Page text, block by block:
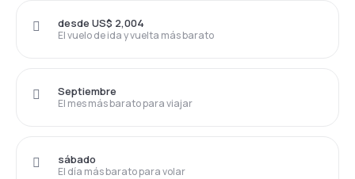
El vuelo de ida y vuelta más barato
desde US$ 2,004
El mes más barato para viajar
Septiembre
El día más barato para volar
sábado